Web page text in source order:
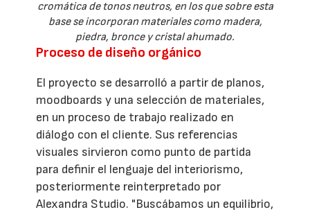
cromática de tonos neutros, en los que sobre esta
base se incorporan materiales como madera,
piedra, bronce y cristal ahumado.
Proceso de diseño orgánico
El proyecto se desarrolló a partir de planos,
moodboards y una selección de materiales,
en un proceso de trabajo realizado en
diálogo con el cliente. Sus referencias
visuales sirvieron como punto de partida
para definir el lenguaje del interiorismo,
posteriormente reinterpretado por
Alexandra Studio. "Buscábamos un equilibrio,